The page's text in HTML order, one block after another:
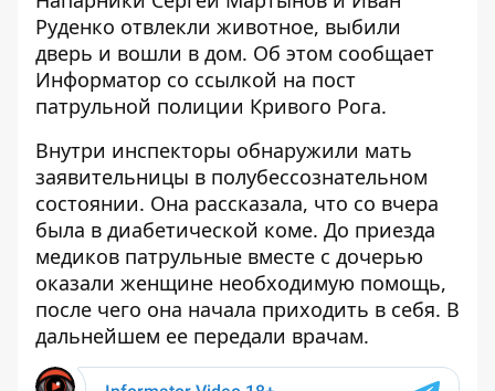
Руденко отвлекли животное, выбили
дверь и вошли в дом. Об этом сообщает
Информатор со ссылкой на пост
патрульной полиции Кривого Рога.
Внутри инспекторы обнаружили мать
заявительницы в полубессознательном
состоянии. Она рассказала, что со вчера
была в диабетической коме. До приезда
медиков патрульные вместе с дочерью
оказали женщине необходимую помощь,
после чего она начала приходить в себя. В
дальнейшем ее передали врачам.